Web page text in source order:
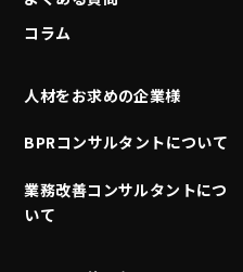
コラム
人材をお求めの企業様
BPRコンサルタントについて
業務改善コンサルタントにつ
いて